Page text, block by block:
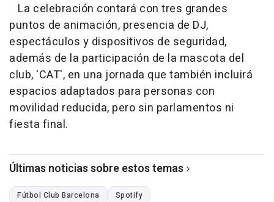
La celebración contará con tres grandes
puntos de animación, presencia de DJ,
espectáculos y dispositivos de seguridad,
además de la participación de la mascota del
club, 'CAT', en una jornada que también incluirá
espacios adaptados para personas con
movilidad reducida, pero sin parlamentos ni
fiesta final.
Últimas noticias sobre estos temas
Fútbol Club Barcelona Spotify